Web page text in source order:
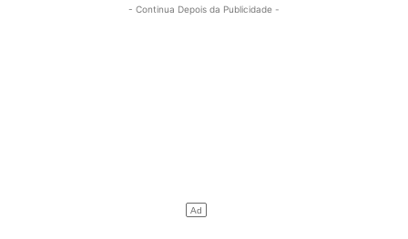
- Continua Depois da Publicidade -